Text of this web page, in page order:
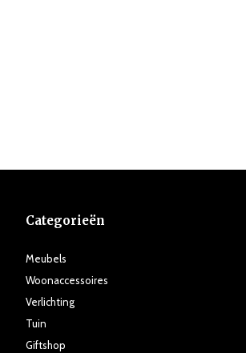
Categorieën
Meubels
Woonaccessoires
Verlichting
Tuin
Giftshop